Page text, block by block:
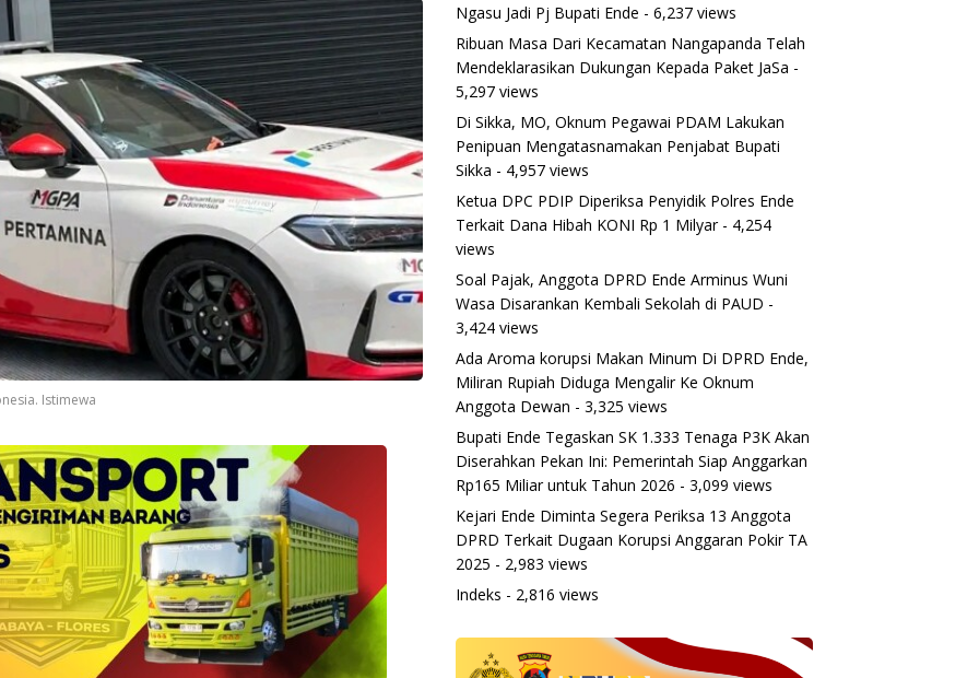
Istimewa
Ngasu Jadi Pj Bupati Ende - 6,237 views
Ribuan Masa Dari Kecamatan Nangapanda Telah
Mendeklarasikan Dukungan Kepada Paket JaSa -
5,297 views
Di Sikka, MO, Oknum Pegawai PDAM Lakukan
Penipuan Mengatasnamakan Penjabat Bupati
Sikka - 4,957 views
Ketua DPC PDIP Diperiksa Penyidik Polres Ende
Terkait Dana Hibah KONI Rp 1 Milyar- 4,254
views
Soal Pajak, Anggota DPRD Ende Arminus Wuni
Wasa Disarankan Kembali Sekolah di PAUD -
3,424 views
Ada Aroma korupsi Makan Minum Di DPRD Ende,
Miliran Rupiah Diduga Mengalir Ke Oknum
Anggota Dewan - 3,325 views
Bupati Ende Tegaskan SK 1.333 Tenaga P3K Akan
Diserahkan Pekan Ini: Pemerintah Siap Anggarkan
Rp165 Miliar untuk Tahun 2026 - 3,099 views
Kejari Ende Diminta Segera Periksa 13 Anggota
DPRD Terkait Dugaan Korupsi Anggaran Pokir TA
2025 - 2,983 views
Indeks - 2,816 views